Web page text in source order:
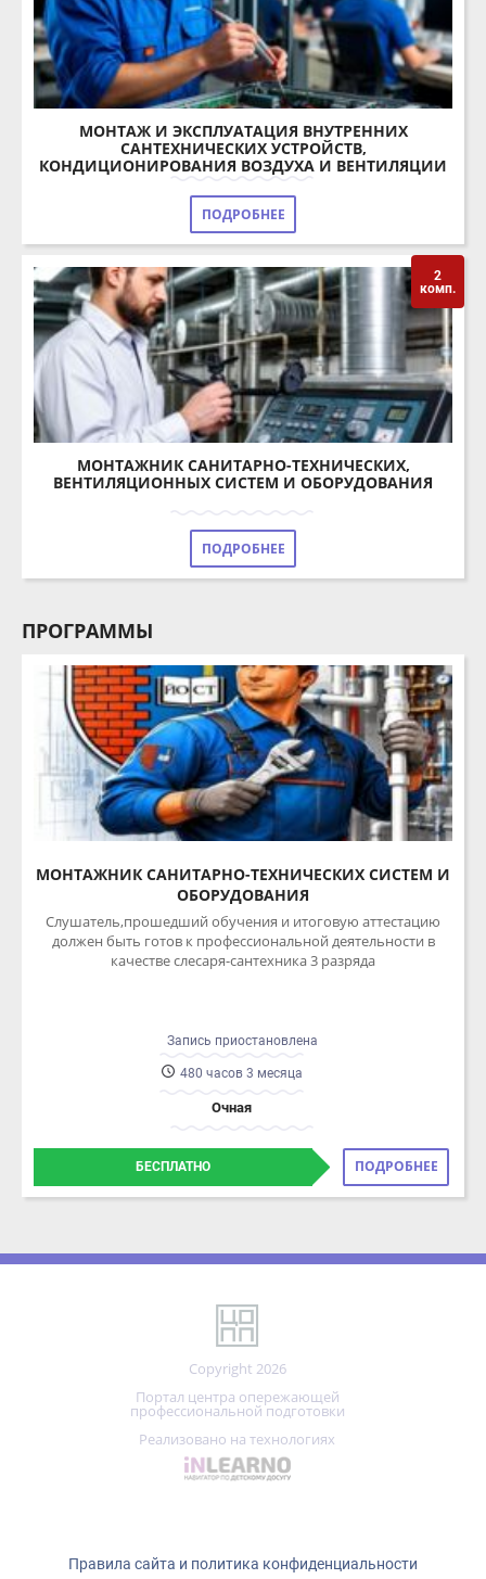
МОНТАЖ И ЭКСПЛУАТАЦИЯ ВНУТРЕННИХ
САНТЕХНИЧЕСКИХ УСТРОЙСТВ,
ПОДРОБНЕЕ
МОНТАЖНИК САНИТАРНО-ТЕХНИЧЕСКИХ,
ВЕНТИЛЯЦИОННЫХ СИСТЕМ И ОБОРУДОВАНИЯ
ПОДРОБНЕЕ
ПРОГРАММЫ
МОНТАЖНИК САНИТАРНО-ТЕХНИЧЕСКИХ СИСТЕМ И
ОБОРУДОВАНИЯ
должен быть готов к профессиональной деятельности в
качестве слесаря-сантехника 3 разряда
Очная
Портал центра опережающей
профессиональной подготовки
Реализовано на технологиях
г. Йошкар-Ола, ул. Кремлёвская, д. 32А